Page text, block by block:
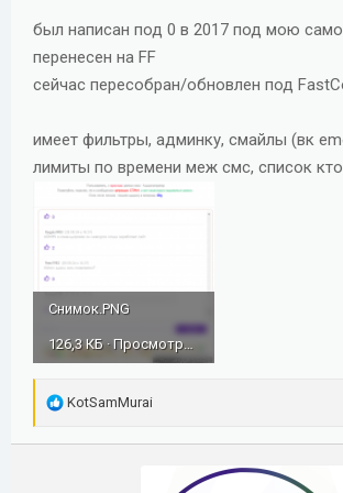
а
и
был написан под 0 в 2017 под мою
перенесен на FF
сейчас пересобран/обновлен под
имеет фильтры, админку, смайлы (вк
лимиты по времени меж смс, список
Снимок.PNG
126,3 КБ · Просмотры: 367
Р
а
KotSamMurai